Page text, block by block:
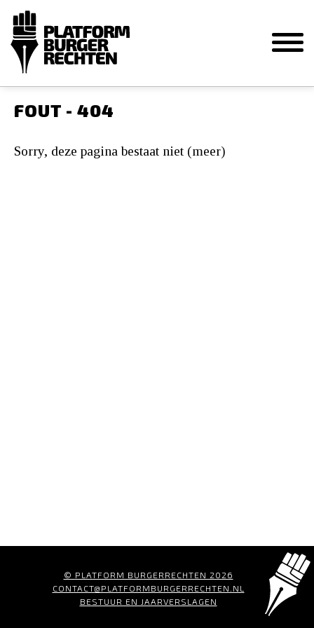
FOUT - 404
Sorry, deze pagina bestaat niet (meer)
© PLATFORM BURGERRECHTEN 2026
CONTACT@PLATFORMBURGERRECHTEN.NL
BESTUUR EN JAARVERSLAGEN